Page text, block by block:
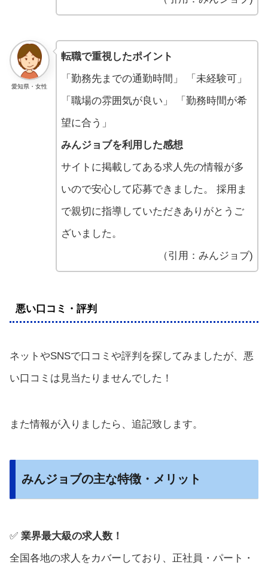
愛知県・女性
転職で重視したポイント
「勤務先までの通勤時間」 「未経験可」
「職場の雰囲気が良い」 「勤務時間が希
望に合う」
みんジョブを利用した感想
サイトに掲載してある求人先の情報が多
いので安心して応募できました。 採用ま
で親切に指導していただきありがとうご
ざいました。
（引用：みんジョブ)
悪い口コミ・評判
ネットやSNSで口コミや評判を探してみましたが、悪
い口コミは見当たりませんでした！
また情報が入りましたら、追記致します。
みんジョブの主な特徴・メリット
✅ 業界最大級の求人数！
全国各地の求人をカバーしており、正社員・パート・